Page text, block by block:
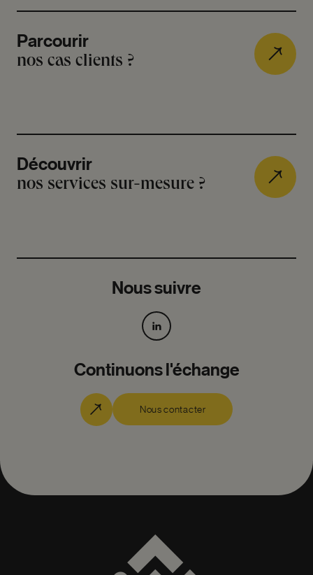
Parcourir
nos cas clients ?
Découvrir
nos services sur-mesure ?
Nous suivre
Continuons l'échange
Nous contacter